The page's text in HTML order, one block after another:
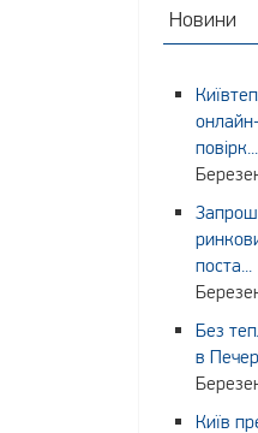
Новини
повірк...
поста...
Без
в
Київ